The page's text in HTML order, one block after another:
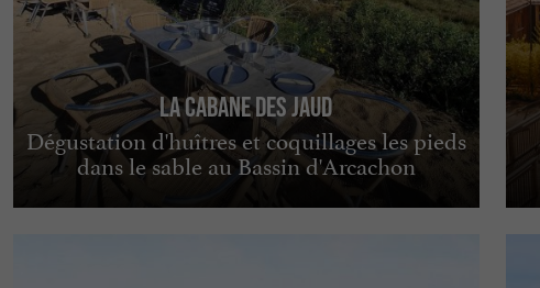
La Cabane des Jaud
Dégustation d'huîtres et coquillages les pieds
dans le sable au Bassin d'Arcachon